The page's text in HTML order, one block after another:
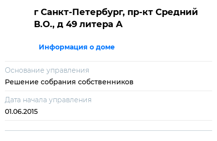
г Санкт-Петербург, пр-кт Средний
В.О., д 49 литера А
Информация о доме
Основание управления
Решение собрания собственников
Дата начала управления
01.06.2015